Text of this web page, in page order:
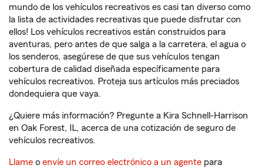
mundo de los vehículos recreativos es casi tan diverso como
la lista de actividades recreativas que puede disfrutar con
ellos! Los vehículos recreativos están construidos para
aventuras, pero antes de que salga a la carretera, el agua o
los senderos, asegúrese de que sus vehículos tengan
cobertura de calidad diseñada específicamente para
vehículos recreativos. Proteja sus artículos más preciados
dondequiera que vaya.
¿Quiere más información? Pregunte a Kira Schnell-Harrison
en Oak Forest, IL, acerca de una cotización de seguro de
vehículos recreativos.
Llame o envíe un correo electrónico a un agente para